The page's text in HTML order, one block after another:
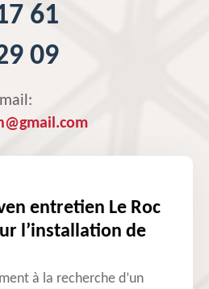
61
09
entretien Le Roc
l’installation de
à la recherche d’un